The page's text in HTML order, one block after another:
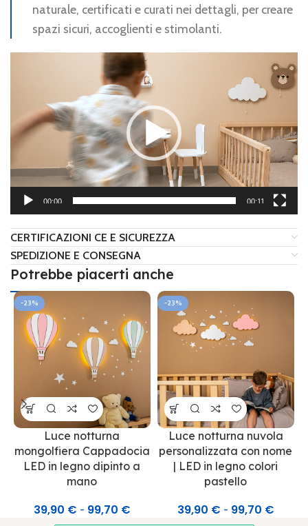
naturale, certificati e curati nei dettagli, per creare
spazi sicuri, accoglienti e stimolanti.
00:00 00:11
CERTIFICAZIONI CE E SICUREZZA
SPEDIZIONE E CONSEGNA
Potrebbe piacerti anche
-23%
Luce notturna
mongolfiera Cappadocia
LED in legno dipinto a
mano
39,90 € - 99,70 €
-23%
Luce notturna nuvola
personalizzata con nome
| LED in legno colori
pastello
39,90 € - 99,70 €